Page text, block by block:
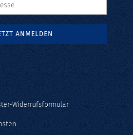
Widerrufsformular